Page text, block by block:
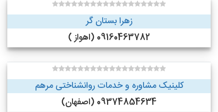
زهرا بستان گر
09160463782 (اهواز )
کلینیک مشاوره و خدمات روانشناختی مرهم
09374854634 (اصفهان)